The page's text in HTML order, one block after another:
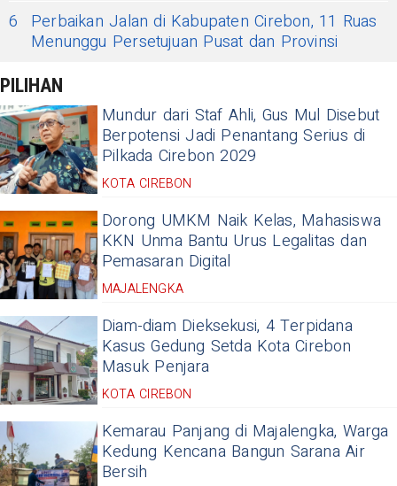
6
Perbaikan Jalan di Kabupaten Cirebon, 11 Ruas
Menunggu Persetujuan Pusat dan Provinsi
PILIHAN
Mundur dari Staf Ahli, Gus Mul Disebut
Berpotensi Jadi Penantang Serius di
Pilkada Cirebon 2029
KOTA CIREBON
Dorong UMKM Naik Kelas, Mahasiswa
KKN Unma Bantu Urus Legalitas dan
Pemasaran Digital
MAJALENGKA
Diam-diam Dieksekusi, 4 Terpidana
Kasus Gedung Setda Kota Cirebon
Masuk Penjara
KOTA CIREBON
Kemarau Panjang di Majalengka, Warga
Kedung Kencana Bangun Sarana Air
Bersih